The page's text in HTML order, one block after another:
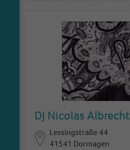
DJ Nicolas Albrecht
Lessingstraße 44
41541 Dormagen